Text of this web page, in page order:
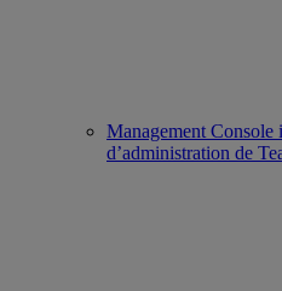
Management Console
d’administration de